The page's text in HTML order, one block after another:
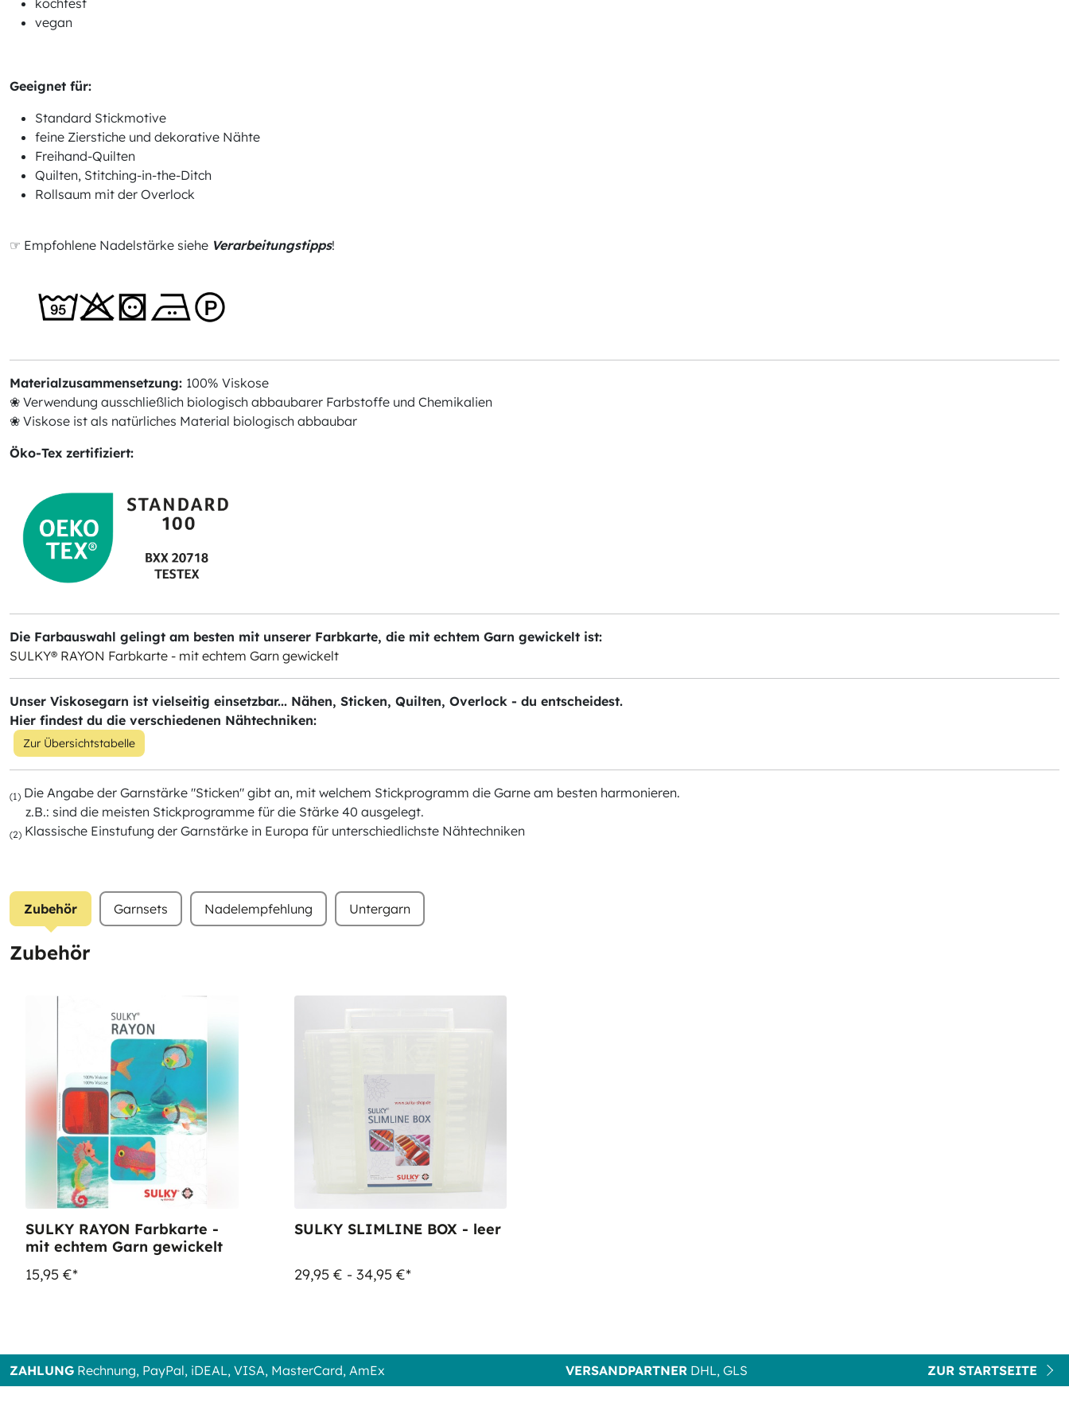
kochfest
vegan
Geeignet für:
Standard Stickmotive
feine Zierstiche und dekorative Nähte
Freihand-Quilten
Quilten, Stitching-in-the-Ditch
Rollsaum mit der Overlock
☞ Empfohlene Nadelstärke siehe Verarbeitungstipps!
Materialzusammensetzung: 100% Viskose
❀ Verwendung ausschließlich biologisch abbaubarer Farbstoffe und Chemikalien
❀ Viskose ist als natürliches Material biologisch abbaubar
Öko-Tex zertifiziert:
Die Farbauswahl gelingt am besten mit unserer Farbkarte, die mit echtem Garn gewickelt ist:
SULKY® RAYON Farbkarte - mit echtem Garn gewickelt
Unser Viskosegarn ist vielseitig einsetzbar... Nähen, Sticken, Quilten, Overlock - du entscheidest.
Hier findest du die verschiedenen Nähtechniken:
Zur Übersichtstabelle
(1) Die Angabe der Garnstärke "Sticken" gibt an, mit welchem Stickprogramm die Garne am besten harmonieren.
z.B.: sind die meisten Stickprogramme für die Stärke 40 ausgelegt.
(2) Klassische Einstufung der Garnstärke in Europa für unterschiedlichste Nähtechniken
Zubehör Garnsets Nadelempfehlung Untergarn
Zubehör
SULKY RAYON Farbkarte -
mit echtem Garn gewickelt
15,95 €*
SULKY SLIMLINE BOX - leer
29,95 € - 34,95 €*
ZAHLUNG Rechnung, PayPal, iDEAL, VISA, MasterCard, AmEx VERSANDPARTNER DHL, GLS ZUR STARTSEITE